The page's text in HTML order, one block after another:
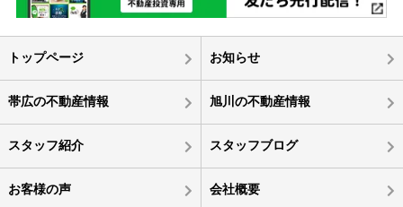
トップページ お知らせ
帯広の不動産情報 旭川の不動産情報
スタッフ紹介 スタッフブログ
お客様の声 会社概要